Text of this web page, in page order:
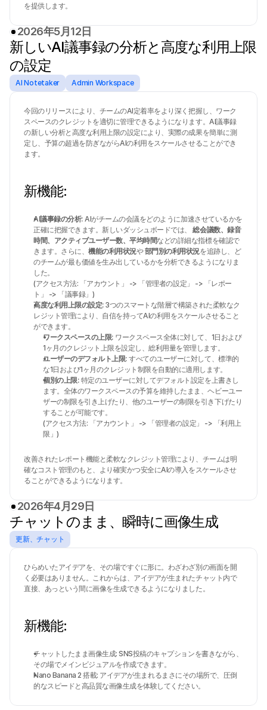
を提供します。
2026年5月12日
新しいAI議事録の分析と高度な利用上限
の設定
AI Notetaker Admin Workspace
今回のリリースにより、チームのAI定着率をより深く把握し、ワーク
スペースのクレジットを適切に管理できるようになります。AI議事録
の新しい分析と高度な利用上限の設定により、実際の成果を簡単に測
定し、予算の超過を防ぎながらAIの利用をスケールさせることができ
ます。
新機能:
AI議事録の分析: AIがチームの会議をどのように加速させているかを
正確に把握できます。新しいダッシュボードでは、
総会議数、録音
時間、アクティブユーザー数、平均時間などの詳細な指標を確認で
きます。さらに、機能の利用状況や 部門別の利用状況を追跡し、ど
のチームが最も価値を生み出しているかを分析できるようになりま
した。
(アクセス方法: 「アカウント」 -> 「管理者の設定」 -> 「レポー
ト」 -> 「議事録」)
高度な利用上限の設定: 3つのスマートな階層で構築された柔軟なク
レジット管理により、自信を持ってAIの利用をスケールさせること
ができます。
ワークスペースの上限: ワークスペース全体に対して、1日および
1ヶ月のクレジット上限を設定し、総利用量を管理します。
ユーザーのデフォルト上限: すべてのユーザーに対して、標準的
な1日および1ヶ月のクレジット制限を自動的に適用します。
個別の上限: 特定のユーザーに対してデフォルト設定を上書きし
ます。全体のワークスペースの予算を維持したまま、ヘビーユー
ザーの制限を引き上げたり、他のユーザーの制限を引き下げたり
することが可能です。
(アクセス方法: 「アカウント」 -> 「管理者の設定」 -> 「利用上
限」)
改善されたレポート機能と柔軟なクレジット管理により、チームは明
確なコスト管理のもと、より確実かつ安全にAIの導入をスケールさせ
ることができるようになります。
2026年4月29日
チャットのまま、瞬時に画像生成
更新、チャット
ひらめいたアイデアを、その場ですぐに形に。わざわざ別の画面を開
く必要はありません。これからは、アイデアが生まれたチャット内で
直接、あっという間に画像を生成できるようになりました。
新機能:
チャットしたまま画像生成: SNS投稿のキャプションを書きながら、
その場でメインビジュアルを作成できます。
Nano Banana 2 搭載: アイデアが生まれるまさにその場所で、圧倒
的なスピードと高品質な画像生成を体験してください。